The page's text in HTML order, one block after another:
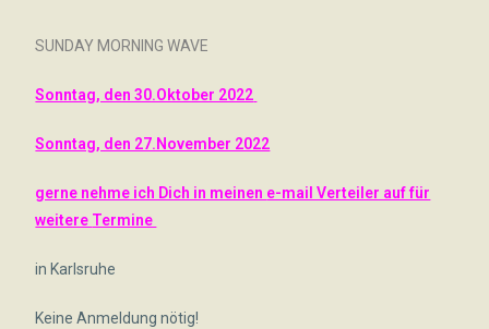
SUNDAY MORNING WAVE
Sonntag, den 30.Oktober 2022
Sonntag, den 27.November 2022
gerne nehme ich Dich in meinen e-mail Verteiler auf für
weitere Termine
in Karlsruhe
Keine Anmeldung nötig!